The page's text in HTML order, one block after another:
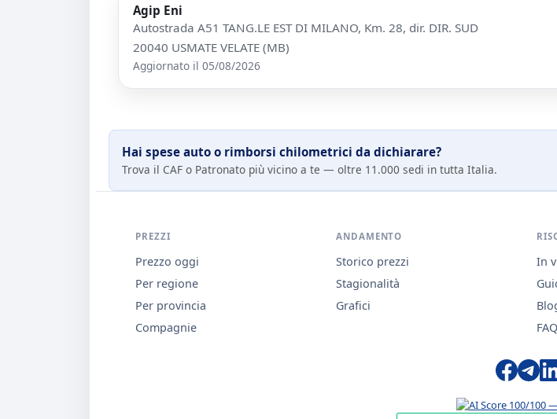
Agip Eni
Autostrada A51 TANG.LE EST DI MILANO, Km. 28, dir. DIR. SUD
20040 USMATE VELATE (MB)
Aggiornato il 05/08/2026
Hai spese auto o rimborsi chilometrici da dichiarare?
Trova il CAF o Patronato più vicino a te — oltre 11.000 sedi in tutta Italia.
PREZZI
Prezzo oggi
Per regione
Per provincia
Compagnie
ANDAMENTO
Storico prezzi
Stagionalità
Grafici
In
FAQ